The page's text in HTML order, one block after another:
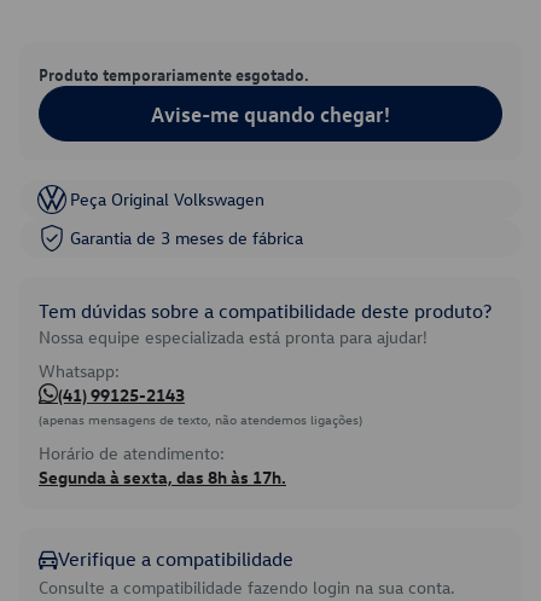
Produto temporariamente esgotado.
Avise-me quando chegar!
Peça Original Volkswagen
Garantia de 3 meses de fábrica
Tem dúvidas sobre a compatibilidade deste produto?
Nossa equipe especializada está pronta para ajudar!
Whatsapp:
(41) 99125-2143
(apenas mensagens de texto, não atendemos ligações)
Horário de atendimento:
Segunda à sexta, das 8h às 17h.
Verifique a compatibilidade
Consulte a compatibilidade fazendo login na sua conta.